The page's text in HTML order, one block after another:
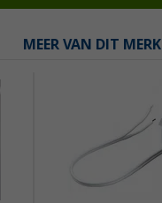
MEER VAN DIT MERK